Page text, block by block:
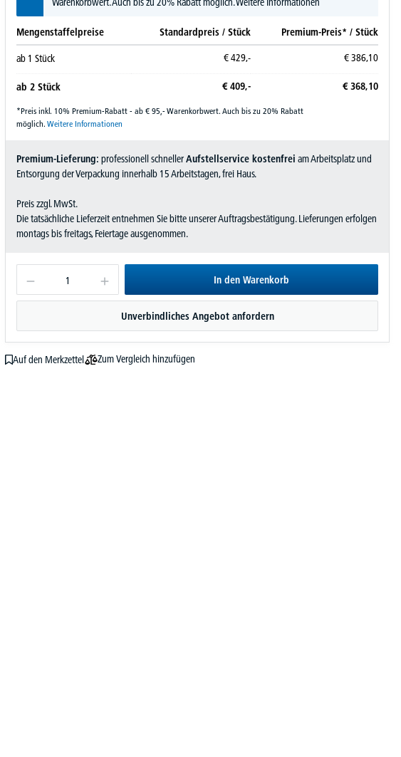
Mengenstaffelpreise Standardpreis / Stück Premium-Preis* / Stück
ab 1 Stück €429,- €386,10
ab 2 Stück € 409,- € 368,10
*Preis inkl. 10% Premium-Rabatt - ab € 95,- Warenkorbwert. Auch bis zu 20% Rabatt
möglich. Weitere Informationen
Premium-Lieferung: professionell schnellerAufstellservice kostenfrei am Arbeitsplatz und
Entsorgung der Verpackung innerhalb 15 Arbeitstagen, frei Haus.
Preis zzgl. MwSt.
Die tatsächliche Lieferzeit entnehmen Sie bitte unserer Auftragsbestätigung. Lieferungen erfolgen
montags bis freitags, Feiertage ausgenommen.
In den Warenkorb
Unverbindliches Angebot anfordern
Auf den Merkzettel
Zum Vergleich hinzufügen